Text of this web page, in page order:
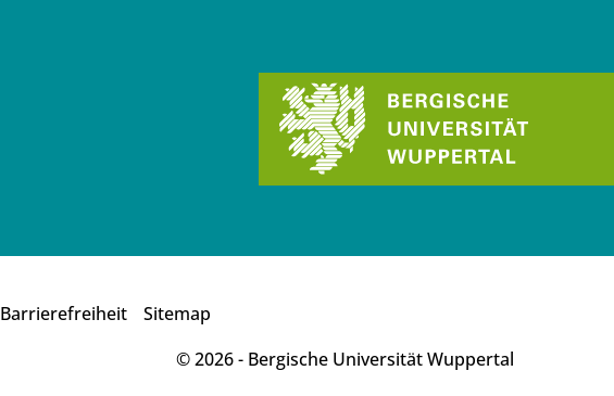
Barrierefreiheit
Sitemap
© 2026 - Bergische Universität Wuppertal